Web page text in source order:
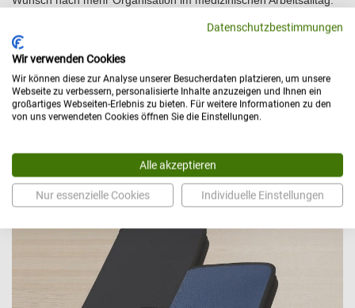
weitere Formulare und spart so wertvolle Zeit. Das robuste,
pflegeleichte Material verspricht eine zuverlässige und langlebige
Nutzung – perfekt für den täglichen Einsatz in Praxis und
Pflegkose.
Diese Mappe steht für Vertrauen, Organisation und Beständigkeit.
erleichtert. Vereinbaren Sie gerne einkostenfreies
Beratungsgespräch
und lassen Sie sich persönlich beraten.
Datenschutzbestimmungen
Wir verwenden Cookies
Wir können diese zur Analyse unserer Besucherdaten platzieren, um unsere
Webseite zu verbessern, personalisierte Inhalte anzuzeigen und Ihnen ein
großartiges Webseiten-Erlebnis zu bieten. Für weitere Informationen zu den
von uns verwendeten Cookies öffnen Sie die Einstellungen.
Alle akzeptieren
Nur essenzielle Cookies Individuelle Einstellungen